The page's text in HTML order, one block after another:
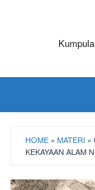
HOME » MATERI »
KEKAYAAN ALAM